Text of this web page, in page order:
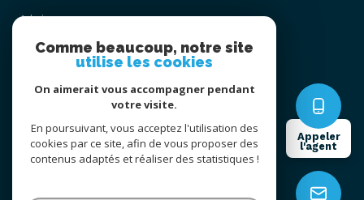
Appeler
l'agent
Admin
Nos honoraires
Cookies
© 2026 | Tous droits réservés
Comme beaucoup, notre site
utilise les cookies
On aimerait vous accompagner pendant
votre visite.
En poursuivant, vous acceptez l'utilisation des
cookies par ce site, afin de vous proposer des
contenus adaptés et réaliser des statistiques !